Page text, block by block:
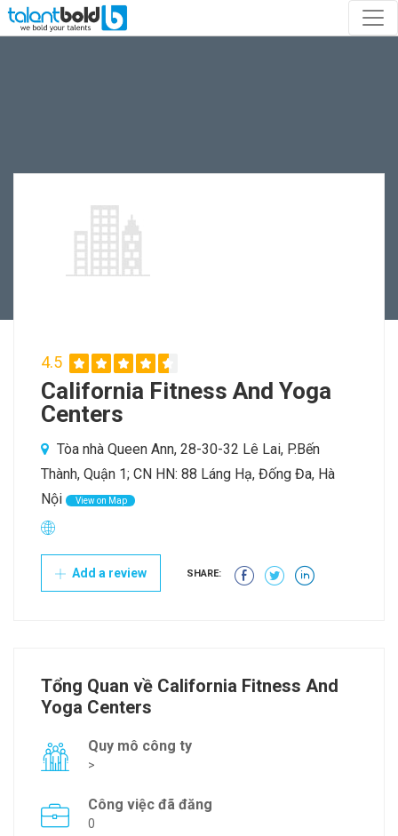
4.5
California Fitness And Yoga
Centers
Tòa nhà Queen Ann, 28-30-32 Lê Lai, P.Bến
Thành, Quận 1; CN HN: 88 Láng Hạ, Đống Đa, Hà
Nội
View on Map
Add a review SHARE:
Tổng Quan về California Fitness And
Yoga Centers
Quy mô công ty
>
Công việc đã đăng
0